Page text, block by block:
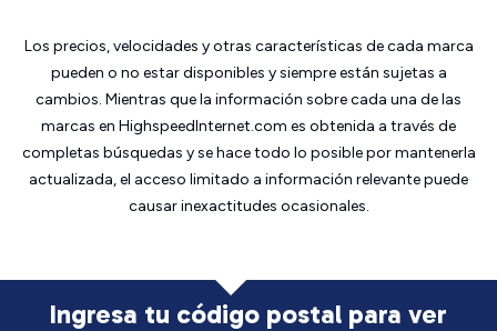
Los precios, velocidades y otras características de cada marca
pueden o no estar disponibles y siempre están sujetas a
cambios. Mientras que la información sobre cada una de las
marcas en HighspeedInternet.com es obtenida a través de
completas búsquedas y se hace todo lo posible por mantenerla
actualizada, el acceso limitado a información relevante puede
causar inexactitudes ocasionales.
Ingresa tu código postal para ver